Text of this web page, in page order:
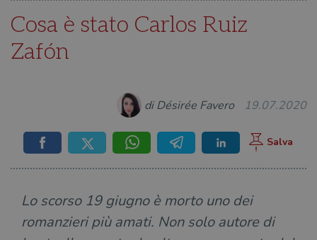
Cosa è stato Carlos Ruiz
Zafón
di Désirée Favero 19.07.2020
Lo scorso 19 giugno è morto uno dei
romanzieri più amati. Non solo autore di